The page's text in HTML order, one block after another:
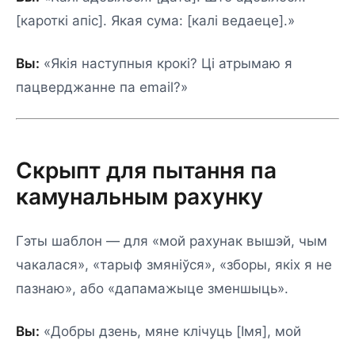
[кароткі апіс]. Якая сума: [калі ведаеце].»
Вы: «Якія наступныя крокі? Ці атрымаю я
пацверджанне па email?»
Скрыпт для пытання па
камунальным рахунку
Гэты шаблон — для «мой рахунак вышэй, чым
чакалася», «тарыф змяніўся», «зборы, якіх я не
пазнаю», або «дапамажыце зменшыць».
Вы: «Добры дзень, мяне клічуць [Імя], мой